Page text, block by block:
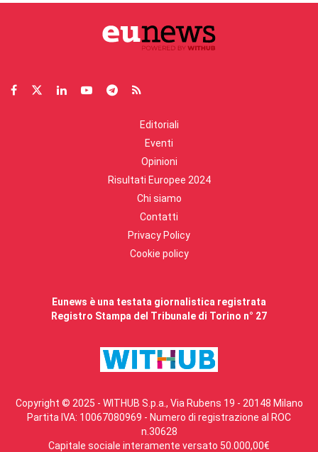
Editoriali
Eventi
Opinioni
Risultati Europee 2024
Chi siamo
Contatti
Privacy Policy
Cookie policy
Eunews è una testata giornalistica registrata
Registro Stampa del Tribunale di Torino n° 27
Copyright © 2025 - WITHUB S.p.a., Via Rubens 19 - 20148 Milano
Partita IVA: 10067080969 - Numero di registrazione al ROC
n.30628
Capitale sociale interamente versato 50.000,00€